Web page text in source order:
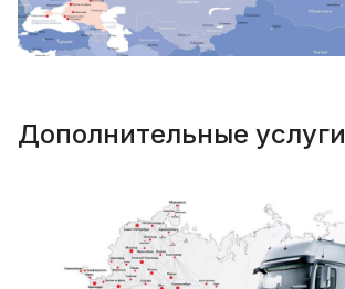
Дополнительные услуги